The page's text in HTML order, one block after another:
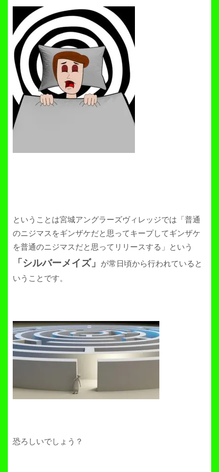
ということは宮城アングラーズヴィレッジでは「普通
のニジマスをギンザケだと思ってキープしてギンザケ
を普通のニジマスだと思ってリリースする」という
「シルバーメイズ」
が常日頃から行われていると
いうことです。
恐ろしいでしょう？